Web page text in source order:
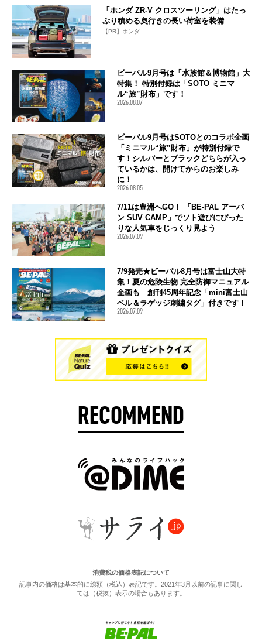
「ホンダ ZR-V クロスツーリング」はたっ
ぷり積める奥行きの長い荷室を装備
【PR】ホンダ
ビーパル9月号は「水族館＆博物館」大
特集！ 特別付録は「SOTO ミニマ
ル“旅”財布」です！
2026.08.07
ビーパル9月号はSOTOとのコラボ企画
「ミニマル“旅”財布」が特別付録で
す！シルバーとブラックどちらが入っ
ているかは、開けてからのお楽しみ
に！
2026.08.05
7/11は豊洲へGO！ 「BE-PAL アーバ
ン SUV CAMP」でソト遊びにぴった
りな人気車をじっくり見よう
2026.07.09
7/9発売★ビーパル8月号は富士山大特
集！夏の危険生物 完全防御マニュアル
企画も 創刊45周年記念「mini富士山
ベル＆ラゲッジ刺繍タグ」付きです！
2026.07.09
RECOMMEND
消費税の価格表記について
記事内の価格は基本的に総額（税込）表記です。2021年3月以前の記事に関し
ては（税抜）表示の場合もあります。